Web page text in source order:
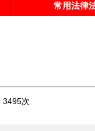
常用法律
3495次